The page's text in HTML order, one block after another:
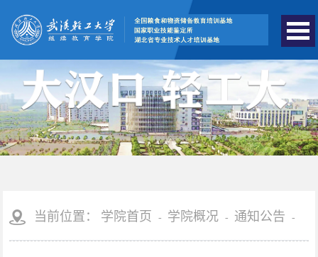
学院简介
机构设置
当前位置： 学院首页 - 学院概况 - 通知公告 -